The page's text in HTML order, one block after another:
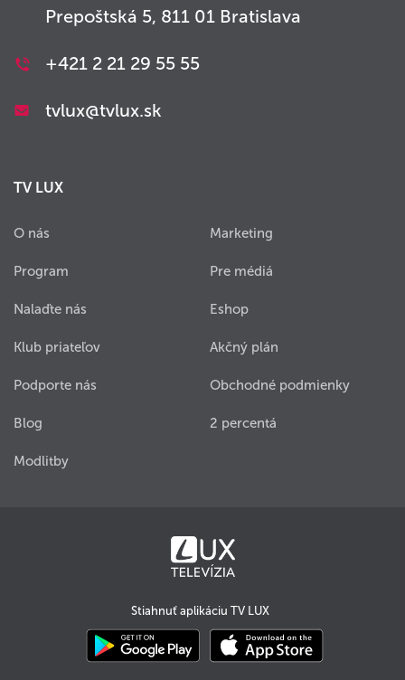
Prepoštská 5, 811 01 Bratislava
+421 2 21 29 55 55
tvlux@tvlux.sk
TV LUX
O nás
Program
Nalaďte nás
Klub priateľov
Podporte nás
Blog
Modlitby
Marketing
Pre médiá
Eshop
Akčný plán
Obchodné podmienky
2 percentá
Stiahnuť aplikáciu TV LUX